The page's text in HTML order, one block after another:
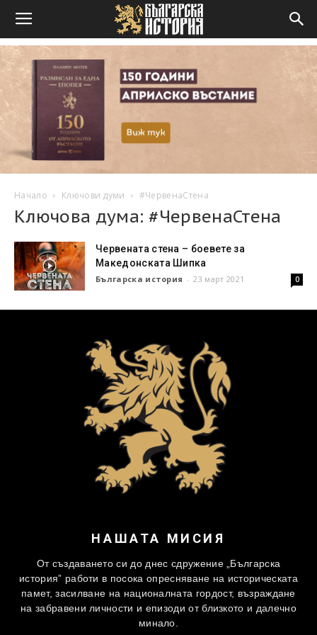
Начало Ключови думи #ЧервенаСтена
Ключова дума: #ЧервенаСтена
Червената стена – боевете за
Македонската Шипка
Българска история - 23 март 2021 0
НАШАТА МИСИЯ
От създаването си до днес сдружение „Българска
история” работи в посока опресняване на историческата
памет, засилване на националната гордост, възраждане
на забравени личности и епизоди от близкото и далечно
минало.